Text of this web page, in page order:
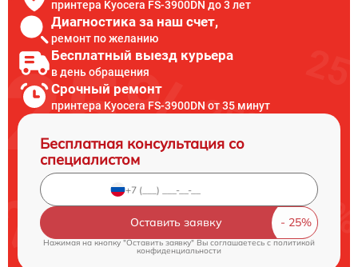
принтера Kyocera FS-3900DN до 3 лет
Диагностика за наш счет,
ремонт по желанию
Бесплатный выезд курьера
в день обращения
Срочный ремонт
принтера Kyocera FS-3900DN от 35 минут
Бесплатная консультация со
специалистом
Оставить заявку
Нажимая на кнопку "Оставить заявку" Вы соглашаетесь c политикой
конфиденциальности